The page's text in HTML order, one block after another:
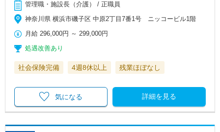
管理職・施設長（介護） / 正職員
神奈川県 横浜市磯子区 中原2丁目7番1号 ニッコービル1階
月給 296,000円 ～299,000円
処遇改善あり
社会保険完備 4週8休以上 残業ほぼなし
詳細を見る
気になる